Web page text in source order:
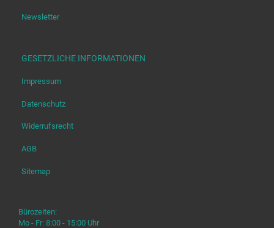
Newsletter
GESETZLICHE INFORMATIONEN
Impressum
Datenschutz
Widerrufsrecht
AGB
Sitemap
Bürozeiten:
Mo - Fr: 8:00 - 15:00 Uhr